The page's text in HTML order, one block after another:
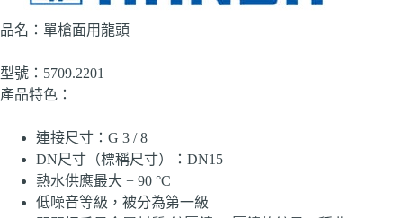
品名：單槍面用龍頭
型號：5709.2201
產品特色：
連接尺寸： G 3 / 8
DN尺寸（標稱尺寸）： DN15
熱水供應最大 + 90 °C
低噪音等級，被分為第一級